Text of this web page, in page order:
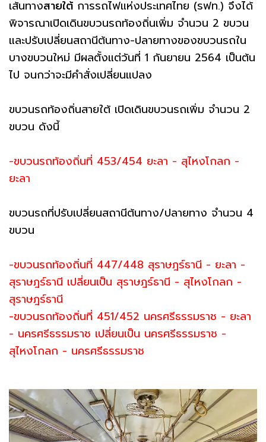
เส้นทางสายใต้ การรถไฟแห่งประเทศไทย (รฟท.) จึงได้
พิจารณาเปิดเดินขบวนรถท้องถิ่นเพิ่ม จำนวน 2 ขบวน
และปรับเปลี่ยนสถานีต้นทาง-ปลายทางของขบวนรถใน
บางขบวนใหม่ มีผลตั้งแต่วันที่ 1 กันยายน 2564 เป็นต้น
ไป จนกว่าจะมีคำสั่งเปลี่ยนแปลง
ขบวนรถท้องถิ่นสายใต้ เปิดเดินขบวนรถเพิ่ม จำนวน 2
ขบวน ดังนี้
-ขบวนรถท้องถิ่นที่ 453/454 ยะลา - สุไหงโกลก -
ยะลา
ขบวนรถที่ปรับเปลี่ยนสถานีต้นทาง/ปลายทาง จำนวน 4
ขบวน
-ขบวนรถท้องถิ่นที่ 447/448 สุราษฎร์ธานี - ยะลา -
สุราษฎร์ธานี เปลี่ยนเป็น สุราษฎร์ธานี - สุไหงโกลก -
สุราษฎร์ธานี
-ขบวนรถท้องถิ่นที่ 451/452 นครศรีธรรมราช - ยะลา
- นครศรีธรรมราช เปลี่ยนเป็น นครศรีธรรมราช -
สุไหงโกลก - นครศรีธรรมราช